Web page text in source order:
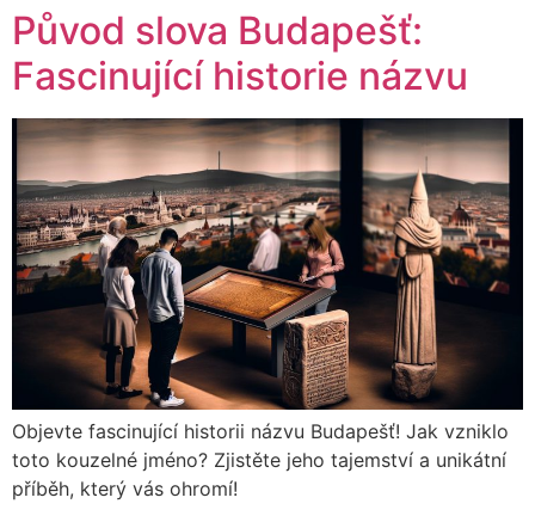
Původ slova Budapešť:
Fascinující historie názvu
Objevte fascinující historii názvu Budapešť! Jak vzniklo
toto kouzelné jméno? Zjistěte jeho tajemství a unikátní
příběh, který vás ohromí!